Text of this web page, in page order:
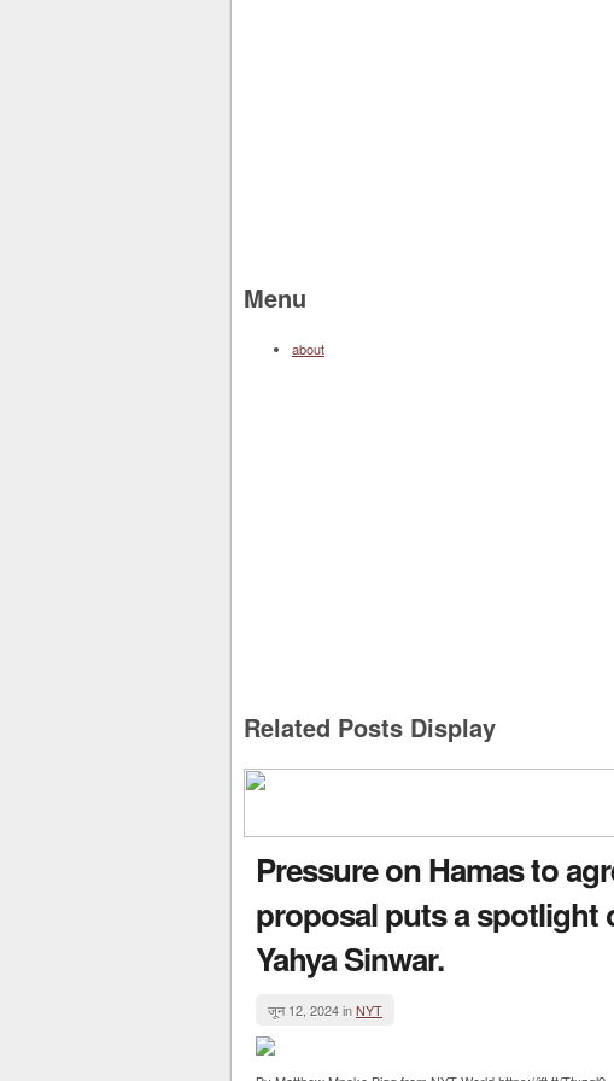
Menu
about
Related Posts Display
Pressure on Hamas to
proposal puts a spotlight
Yahya Sinwar.
जून 12, 2024 inNYT